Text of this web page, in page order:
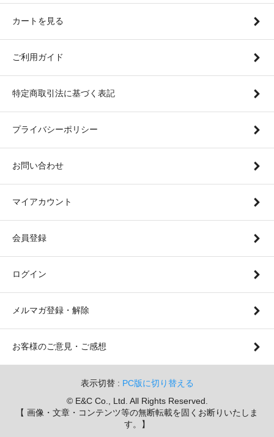
カートを見る
ご利用ガイド
特定商取引法に基づく表記
プライバシーポリシー
お問い合わせ
マイアカウント
会員登録
ログイン
メルマガ登録・解除
お客様のご意見・ご感想
表示切替 : PC版に切り替える
© E&C Co., Ltd. All Rights Reserved.
【 画像・文章・コンテンツ等の無断転載を固くお断りいたしま
す。】